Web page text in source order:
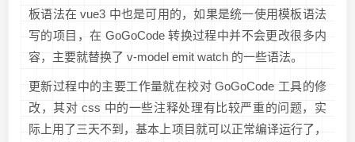
板语法在 vue3 中也是可用的，如果是统一使用模板语法
写的项目，在 GoGoCode 转换过程中并不会更改很多内
容，主要就替换了 v-model emit watch 的一些语法。
更新过程中的主要工作量就在校对 GoGoCode 工具的修
改，其对 css 中的一些注释处理有比较严重的问题，实
际上用了三天不到，基本上项目就可以正常编译运行了，